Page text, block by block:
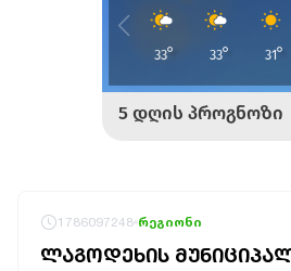
1786097248 რეგიონი
ᲚᲐᲒᲝᲓᲔᲮᲘᲡ